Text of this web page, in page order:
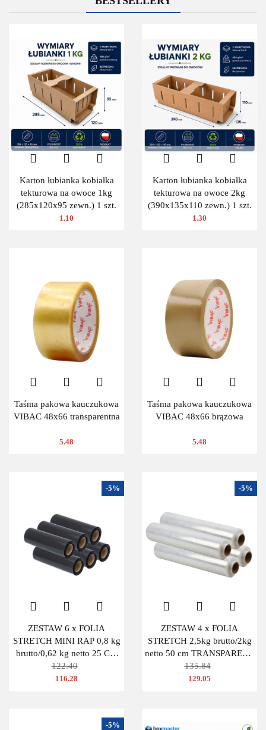
Karton łubianka kobiałka
tekturowa na owoce 1kg
(285x120x95 zewn.) 1 szt.
1.10
Karton łubianka kobiałka
tekturowa na owoce 2kg
(390x135x110 zewn.) 1 szt.
1.30
Taśma pakowa kauczukowa
VIBAC 48x66 transparentna
5.48
Taśma pakowa kauczukowa
VIBAC 48x66 brązowa
5.48
ZESTAW 6 x FOLIA
STRETCH MINI RAP 0,8 kg
brutto/0,62 kg netto 25 CM
CZARNA
122.40
-5%
116.28
ZESTAW 4 x FOLIA
STRETCH 2,5kg brutto/2kg
netto 50 cm TRANSPARENT
BEZBARWNA
135.84
-5%
129.05
-5%